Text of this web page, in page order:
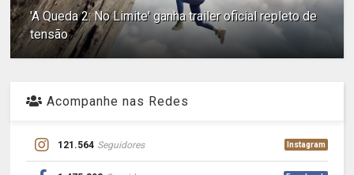
'A Queda 2: No Limite' ganha trailer oficial repleto de
tensão
Acompanhe nas Redes
121.564 Seguidores Instagram